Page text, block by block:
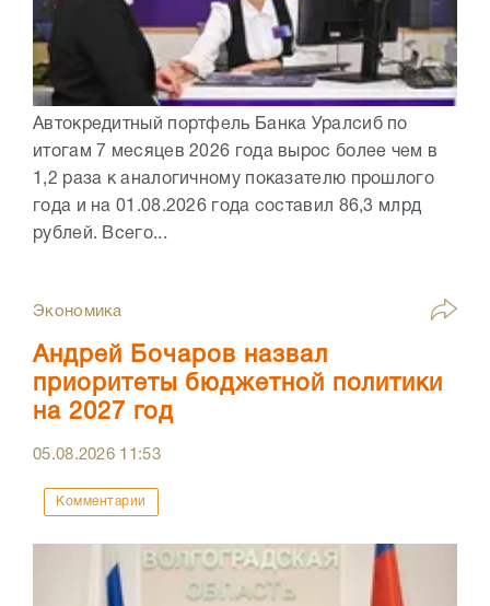
Автокредитный портфель Банка Уралсиб по
итогам 7 месяцев 2026 года вырос более чем в
1,2 раза к аналогичному показателю прошлого
года и на 01.08.2026 года составил 86,3 млрд
рублей. Всего...
Экономика
Андрей Бочаров назвал
приоритеты бюджетной политики
на 2027 год
05.08.2026 11:53
Комментарии